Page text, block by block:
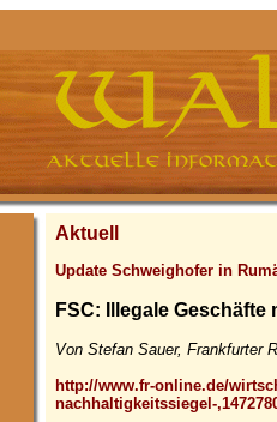
Aktuell
Update Schweighofer in
FSC: Illegale
Von Stefan Sauer, Frankfurter
http://www.fr-online.de/
nachhaltigkeitssiegel-